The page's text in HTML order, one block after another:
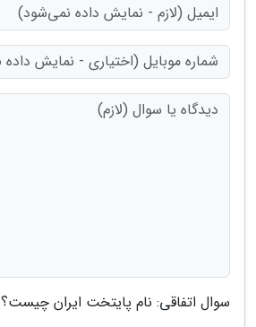
سوال اتفاقی: نام پایتخت ایران چیست؟